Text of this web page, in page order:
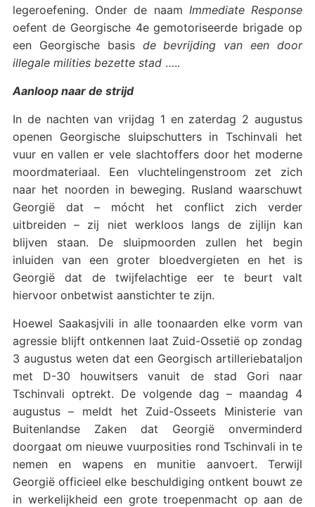
legeroefening. Onder de naam Immediate Response
oefent de Georgische 4e gemotoriseerde brigade op
een Georgische basis de bevrijding van een door
illegale milities bezette stad …..
Aanloop naar de strijd
In de nachten van vrijdag 1 en zaterdag 2 augustus
openen Georgische sluipschutters in Tschinvali het
vuur en vallen er vele slachtoffers door het moderne
moordmateriaal. Een vluchtelingenstroom zet zich
naar het noorden in beweging. Rusland waarschuwt
Georgië dat – mócht het conflict zich verder
uitbreiden – zij niet werkloos langs de zijlijn kan
blijven staan. De sluipmoorden zullen het begin
inluiden van een groter bloedvergieten en het is
Georgië dat de twijfelachtige eer te beurt valt
hiervoor onbetwist aanstichter te zijn.
Hoewel Saakasjvili in alle toonaarden elke vorm van
agressie blijft ontkennen laat Zuid-Ossetië op zondag
3 augustus weten dat een Georgisch artilleriebataljon
met D-30 houwitsers vanuit de stad Gori naar
Tschinvali optrekt. De volgende dag – maandag 4
augustus – meldt het Zuid-Osseets Ministerie van
Buitenlandse Zaken dat Georgië onverminderd
doorgaat om nieuwe vuurposities rond Tschinvali in te
nemen en wapens en munitie aanvoert. Terwijl
Georgië officieel elke beschuldiging ontkent bouwt ze
in werkelijkheid een grote troepenmacht op aan de